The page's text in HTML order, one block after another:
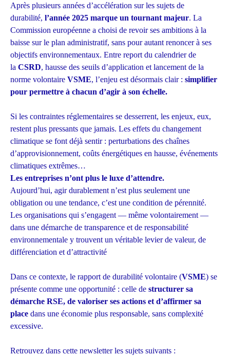
Après plusieurs années d’accélération sur les sujets de
durabilité, l’année 2025 marque un tournant majeur. La
Commission européenne a choisi de revoir ses ambitions à la
baisse sur le plan administratif, sans pour autant renoncer à ses
objectifs environnementaux. Entre report du calendrier de
la CSRD, hausse des seuils d’application et lancement de la
norme volontaire VSME, l’enjeu est désormais clair : simplifier
pour permettre à chacun d’agir à son échelle.
Si les contraintes réglementaires se desserrent, les enjeux, eux,
restent plus pressants que jamais. Les effets du changement
climatique se font déjà sentir : perturbations des chaînes
d’approvisionnement, coûts énergétiques en hausse, événements
climatiques extrêmes…
Les entreprises n’ont plus le luxe d’attendre.
Aujourd’hui, agir durablement n’est plus seulement une
obligation ou une tendance, c’est une condition de pérennité.
Les organisations qui s’engagent — même volontairement —
dans une démarche de transparence et de responsabilité
environnementale y trouvent un véritable levier de valeur, de
différenciation et d’attractivité
Dans ce contexte, le rapport de durabilité volontaire (VSME) se
présente comme une opportunité : celle de structurer sa
démarche RSE, de valoriser ses actions et d’affirmer sa
place dans une économie plus responsable, sans complexité
excessive.
Retrouvez dans cette newsletter les sujets suivants :